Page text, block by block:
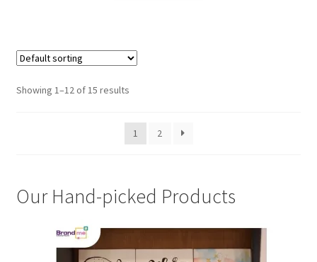
Showing 1–12 of 15 results
1 2
Our Hand-picked Products